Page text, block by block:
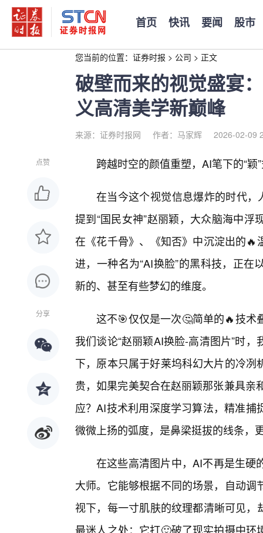
首页 快讯 要闻 股市
您当前的位置： 证券时报 > 公司 > 正文
破壁而来的视觉盛宴
义高清美学新巅峰
来源：证券时报网 作者：马家辉 2026-02-09
点赞
分享
跨越时空的颜值重塑，AI笔下的“颖
在当今这个视觉信息爆炸的时代，
提到“国民女神”赵丽颖，大众脑海中
在《花千骨》、《知否》中沉淀出的
进，一种名为“AI换脸”的黑科技，正
新的、甚至有些梦幻的维度。
这不🎯仅仅是一次🤔简单的🔥技术
我们谈论“赵丽颖AI换脸-高清图片”时
下，原本只属于好莱坞科幻大片的冷
贵，如果完美契合在赵丽颖那张兼具
应？AI技术利用深度学习算法，精准
微微上扬的弧度，是鼻梁挺拔的线条，
在这些高清图片中，AI不再是生硬
大师。它能够根据不同的场景，自动
视下，每一寸肌肤的纹理都清晰可见
最迷人之处：它打🙂破了现实拍摄中